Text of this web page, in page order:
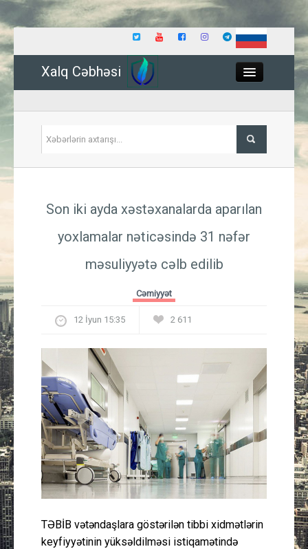
Xalq Cəbhəsi
İqtisadiyyat
Güney Azərbaycan
İdman
Layihə
Gündəm
Cəmiyyət
Son iki ayda xəstəxanalarda aparılan
yoxlamalar nəticəsində 31 nəfər
məsuliyyətə cəlb edilib
Cəmiyyət
12 İyun 15:35 2 611
TƏBİB vətəndaşlara göstərilən tibbi xidmətlərin
keyfiyyətinin yüksəldilməsi istiqamətində